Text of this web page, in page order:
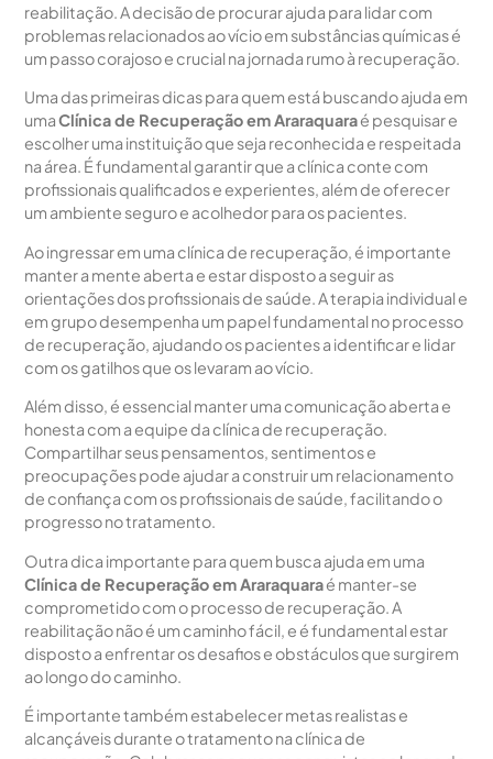
reabilitação. A decisão de procurar ajuda para lidar com
problemas relacionados ao vício em substâncias químicas é
um passo corajoso e crucial na jornada rumo à recuperação.
Uma das primeiras dicas para quem está buscando ajuda em
umaClínica de Recuperação em Araraquaraé pesquisar e
escolher uma instituição que seja reconhecida e respeitada
na área. É fundamental garantir que a clínica conte com
profissionais qualificados e experientes, além de oferecer
um ambiente seguro e acolhedor para os pacientes.
Ao ingressar em uma clínica de recuperação, é importante
manter a mente aberta e estar disposto a seguir as
orientações dos profissionais de saúde. A terapia individual e
em grupo desempenha um papel fundamental no processo
de recuperação, ajudando os pacientes a identificar e lidar
com os gatilhos que os levaram ao vício.
Além disso, é essencial manter uma comunicação aberta e
honesta com a equipe da clínica de recuperação.
Compartilhar seus pensamentos, sentimentos e
preocupações pode ajudar a construir um relacionamento
de confiança com os profissionais de saúde, facilitando o
progresso no tratamento.
Outra dica importante para quem busca ajuda em uma
Clínica de Recuperação em Araraquaraé manter-se
comprometido com o processo de recuperação. A
reabilitação não é um caminho fácil, e é fundamental estar
disposto a enfrentar os desafios e obstáculos que surgirem
ao longo do caminho.
É importante também estabelecer metas realistas e
alcançáveis durante o tratamento na clínica de